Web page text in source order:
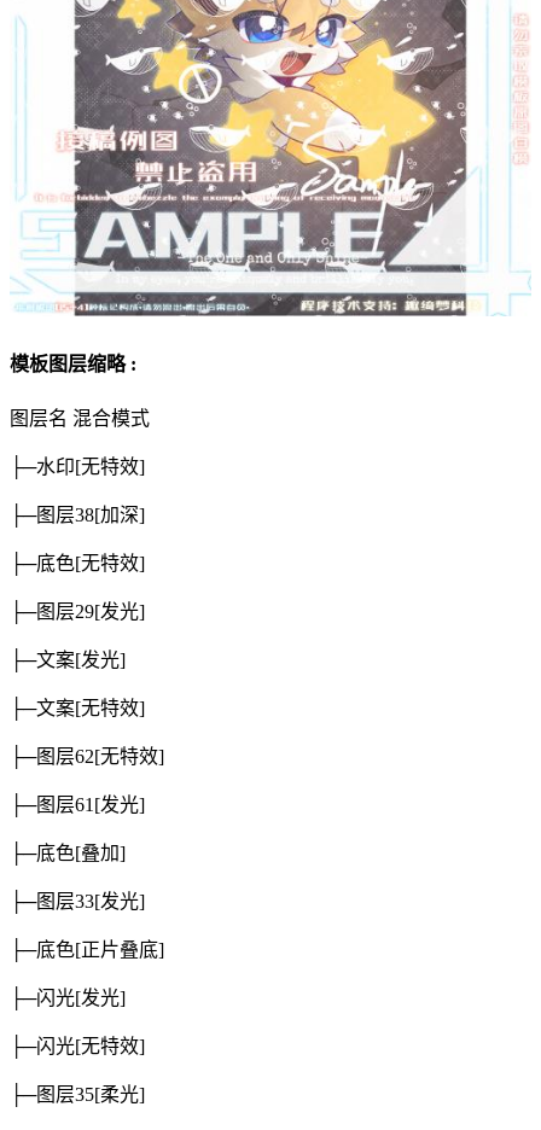
模板图层缩略 :
图层名 混合模式
├─水印[无特效]
├─图层38[加深]
├─底色[无特效]
├─图层29[发光]
├─文案[发光]
├─文案[无特效]
├─图层62[无特效]
├─图层61 [发光]
├─底色[叠加]
├─图层33[发光]
├─底色[正片叠底]
├─闪光[发光]
├─闪光[无特效]
├─图层35[柔光]